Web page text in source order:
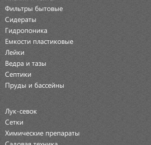
Фильтры бытовые
Сидераты
Гидропоника
Емкости пластиковые
Лейки
Ведра и тазы
Септики
Пруды и бассейны
Лук-севок
Сетки
Химические препараты
Садовая техника